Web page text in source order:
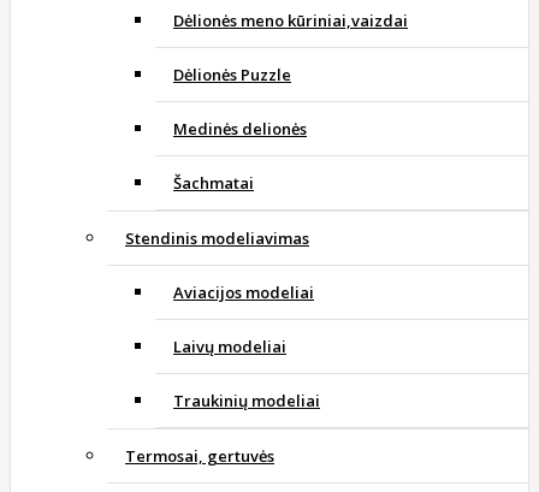
Dėlionės meno kūriniai,vaizdai
Dėlionės Puzzle
Medinės delionės
Šachmatai
Stendinis modeliavimas
Aviacijos modeliai
Laivų modeliai
Traukinių modeliai
Termosai, gertuvės